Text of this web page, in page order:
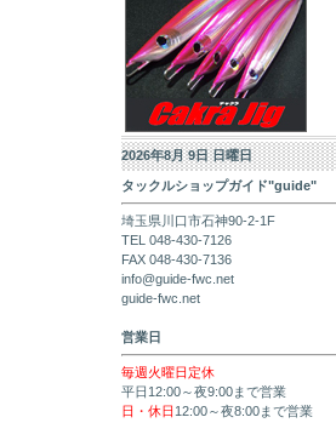
2026年8月 9日 日曜日
タックルショップガイド"guide"
埼玉県川口市石神90-2-1F
TEL 048-430-7126
FAX 048-430-7136
info@guide-fwc.net
guide-fwc.net
営業日
毎週火曜日定休
平日12:00～夜9:00まで営業
日・休日 12:00～夜8:00まで営業